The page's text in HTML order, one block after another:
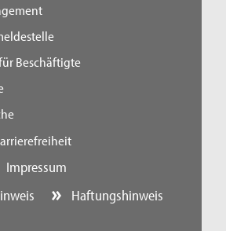
Beschäftigte
Impressum
Haftungshinweis